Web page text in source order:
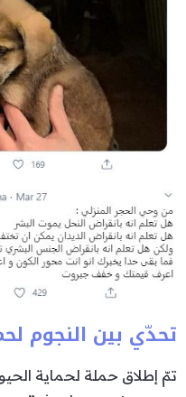
تحدّي بين النجوم